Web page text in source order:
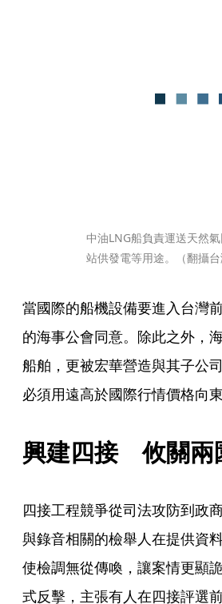
中油LNG船負責運送天然
站供發電等用途。（翻攝台
當國際的船機設備要進入台灣
的海事公會同意。除此之外，
船舶，更被宏華營造與其子公
必須用遠高於國際行情價格向
興建四接　攸關兩
四接工程競爭從司法攻防到政
與錄音相關的檢舉人在提供資
使檢調無從傳喚，讓案情更顯
式反擊，主張有人在四接評選